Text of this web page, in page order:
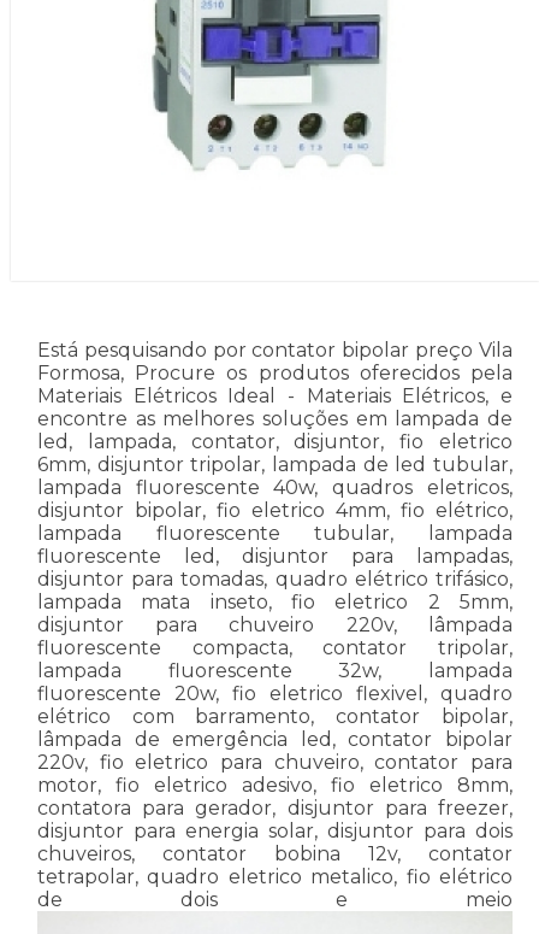
Está pesquisando por contator bipolar preço Vila
Formosa, Procure os produtos oferecidos pela
Materiais Elétricos Ideal - Materiais Elétricos, e
encontre as melhores soluções em lampada de
led, lampada, contator, disjuntor, fio eletrico
6mm, disjuntor tripolar, lampada de led tubular,
lampada fluorescente 40w, quadros eletricos,
disjuntor bipolar, fio eletrico 4mm, fio elétrico,
lampada fluorescente tubular, lampada
fluorescente led, disjuntor para lampadas,
disjuntor para tomadas, quadro elétrico trifásico,
lampada mata inseto, fio eletrico 2 5mm,
disjuntor para chuveiro 220v, lâmpada
fluorescente compacta, contator tripolar,
lampada fluorescente 32w, lampada
fluorescente 20w, fio eletrico flexivel, quadro
elétrico com barramento, contator bipolar,
lâmpada de emergência led, contator bipolar
220v, fio eletrico para chuveiro, contator para
motor, fio eletrico adesivo, fio eletrico 8mm,
contatora para gerador, disjuntor para freezer,
disjuntor para energia solar, disjuntor para dois
chuveiros, contator bobina 12v, contator
tetrapolar, quadro eletrico metalico, fio elétrico
de dois e meio